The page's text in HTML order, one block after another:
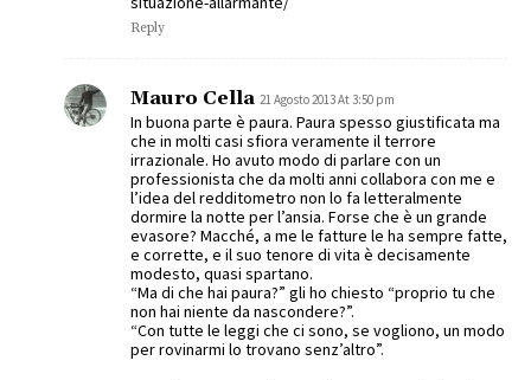
Reply
Mauro Cella 21 Agosto 2013 At 3:50 pm
In buona parte è paura. Paura spesso giustificata ma
che in molti casi sfiora veramente il terrore
irrazionale. Ho avuto modo di parlare con un
professionista che da molti anni collabora con me e
l’idea del redditometro non lo fa letteralmente
dormire la notte per l’ansia. Forse che è un grande
evasore? Macché, a me le fatture le ha sempre fatte,
e corrette, e il suo tenore di vita è decisamente
modesto, quasi spartano.
“Ma di che hai paura?” gli ho chiesto “proprio tu che
non hai niente da nascondere?”.
“Con tutte le leggi che ci sono, se vogliono, un modo
per rovinarmi lo trovano senz’altro”.